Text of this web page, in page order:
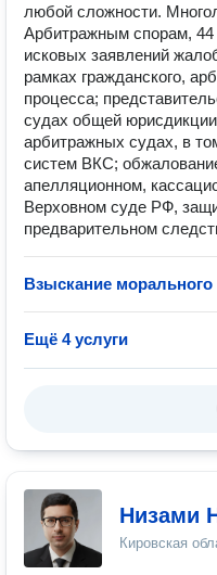
любой сложности.
Арбитражным спорам,
исковых заявлений
рамках гражданского,
процесса;
судах общей
арбитражных судах, в
систем ВКС;
апелляционном,
Верховном суде РФ,
предварительном
Взыскание
Ещё 4 услуги
Низами
Кировская